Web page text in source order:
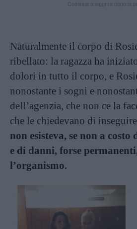
Naturalmente il corpo di
ribellato: la ragazza ha
dolori in tutto il corpo, e
nonostante i sogni e
dell’agenzia, che non ce la
che le chiedevano di
non esisteva, se non a
e di danni, forse
l’organismo.